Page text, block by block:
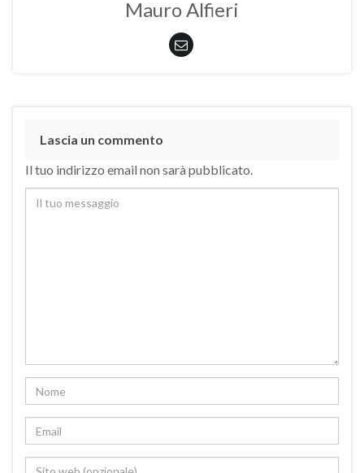
Mauro Alfieri
Lascia un commento
Il tuo indirizzo email non sarà pubblicato.